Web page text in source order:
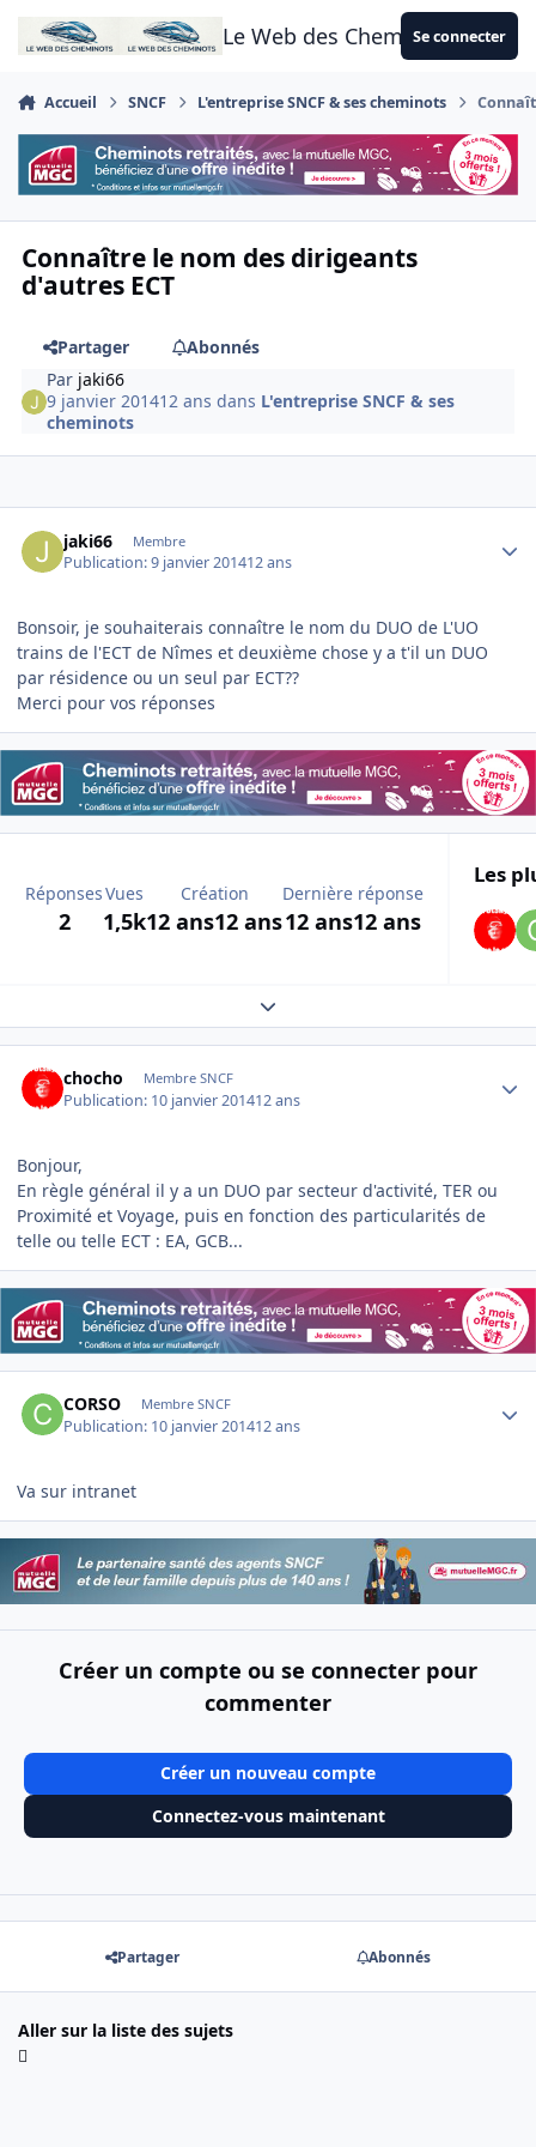
Aller au contenu
Le Web des CheminotsSe connecter
Accueil SNCF L'entreprise SNCF & ses cheminots
Connaître le nom des dirigeants
d'autres ECT
Partager
Abonnés
Par jaki66
9 janvier 201412 ans dans L'entreprise SNCF & ses
cheminots
jaki66 Membre
Publication:9 janvier 201412 ans
Bonsoir, je souhaiterais connaître le nom du DUO de L'UO
trains de l'ECT de Nîmes et deuxième chose y a t'il un DUO
par résidence ou un seul par ECT??
Merci pour vos réponses
Réponses
2
Vues
1,5k
Création
12 ans12 ans
Dernière réponse
12 ans12 ans
Les
Expand topic overview
chocho Membre SNCF
Publication: 10 janvier 201412 ans
Bonjour,
En règle général il y a un DUO par secteur d'activité, TER ou
Proximité et Voyage, puis en fonction des particularités de
telle ou telle ECT : EA, GCB...
CORSO Membre SNCF
Publication: 10 janvier 201412 ans
Va sur intranet
Créer un compte ou se connecter pour
commenter
Créer un nouveau compte
Connectez-vous maintenant
Partager Abonnés
Aller sur la liste des sujets